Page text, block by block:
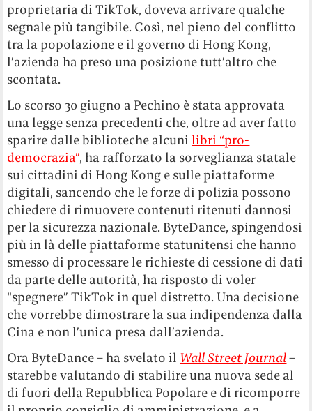
proprietaria di TikTok, doveva arrivare qualche
segnale più tangibile. Così, nel pieno del conflitto
tra la popolazione e il governo di Hong Kong,
l’azienda ha preso una posizione tutt’altro che
scontata.
Lo scorso 30 giugno a Pechino è stata approvata
una legge senza precedenti che, oltre ad aver fatto
sparire dalle biblioteche alcuni libri “pro-
democrazia”, ha rafforzato la sorveglianza statale
sui cittadini di Hong Kong e sulle piattaforme
digitali, sancendo che le forze di polizia possono
chiedere di rimuovere contenuti ritenuti dannosi
per la sicurezza nazionale. ByteDance, spingendosi
più in là delle piattaforme statunitensi che hanno
smesso di processare le richieste di cessione di dati
da parte delle autorità, ha risposto di voler
“spegnere” TikTok in quel distretto. Una decisione
che vorrebbe dimostrare la sua indipendenza dalla
Cina e non l’unica presa dall’azienda.
Ora ByteDance – ha svelato il Wall Street Journal–
starebbe valutando di stabilire una nuova sede al
di fuori della Repubblica Popolare e di ricomporre